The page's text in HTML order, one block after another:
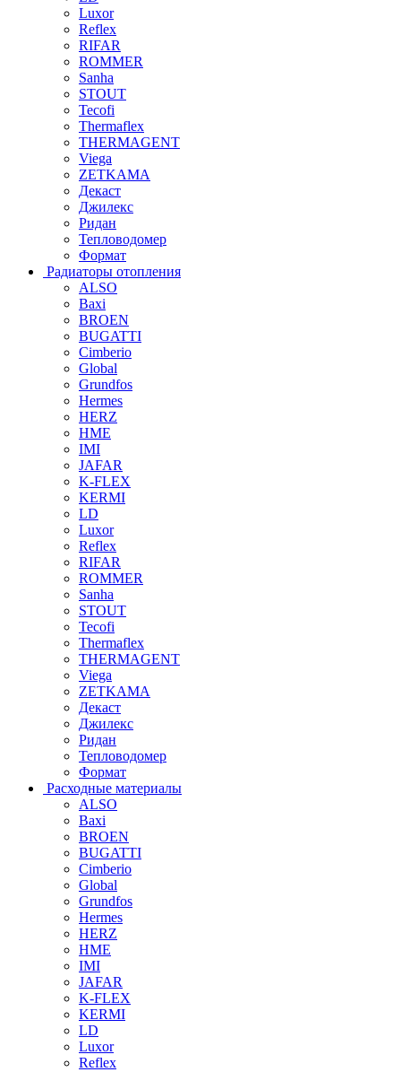
Luxor
Reflex
RIFAR
ROMMER
Sanha
STOUT
Tecofi
Thermaflex
THERMAGENT
Viega
ZETKAMA
Декаст
Джилекс
Ридан
Тепловодомер
Формат
Радиаторы отопления
ALSO
Baxi
BROEN
BUGATTI
Cimberio
Global
Grundfos
Hermes
HERZ
HME
IMI
JAFAR
K-FLEX
KERMI
LD
Luxor
Reflex
RIFAR
ROMMER
Sanha
STOUT
Tecofi
Thermaflex
THERMAGENT
Viega
ZETKAMA
Декаст
Джилекс
Ридан
Тепловодомер
Формат
Расходные материалы
ALSO
Baxi
BROEN
BUGATTI
Cimberio
Global
Grundfos
Hermes
HERZ
HME
IMI
JAFAR
K-FLEX
KERMI
LD
Luxor
Reflex